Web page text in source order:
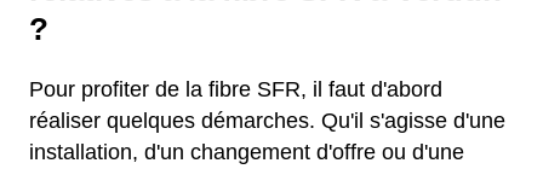
?
Pour profiter de la fibre SFR, il faut d'abord
réaliser quelques démarches. Qu'il s'agisse d'une
installation, d'un changement d'offre ou d'une